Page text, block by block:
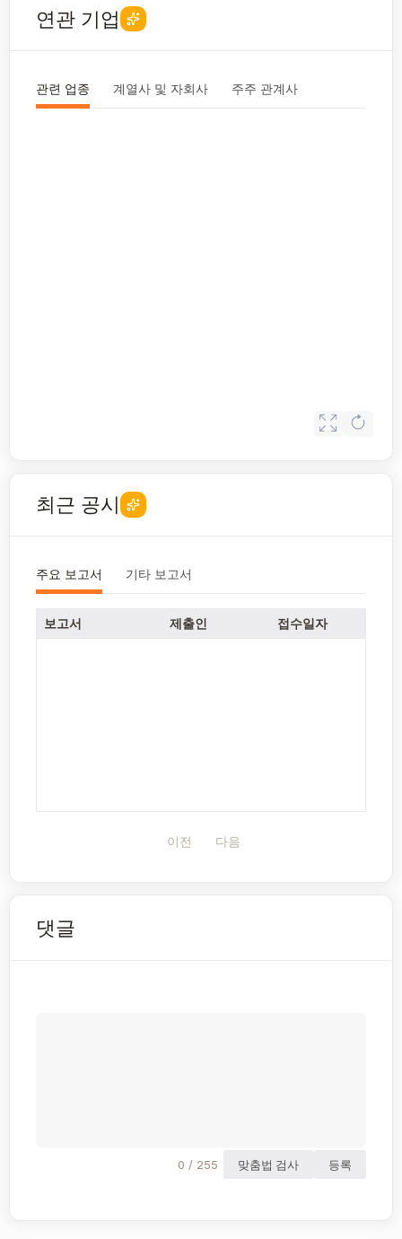
연관 기업
관련 업종 계열사 및 자회사 주주 관계사
최근 공시
주요 보고서 기타 보고서
보고서 제출인 접수일자
이전 다음
댓글
0 / 255 맞춤법 검사 등록